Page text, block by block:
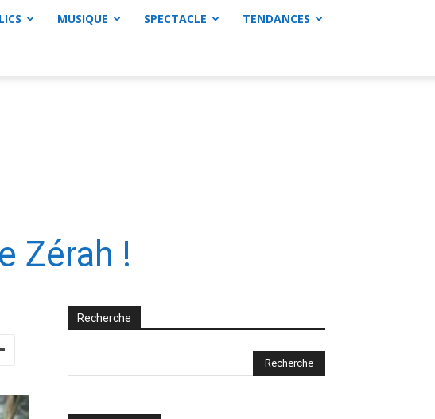
MUSIQUE SPECTACLE TENDANCES
Zérah !
Recherche